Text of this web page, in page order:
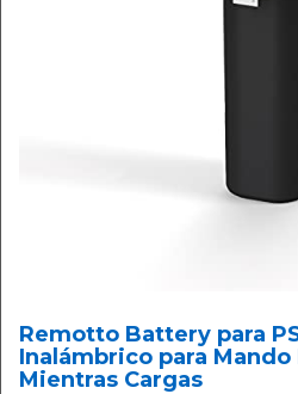
Remotto Battery para
Inalámbrico para Mando
Mientras Cargas